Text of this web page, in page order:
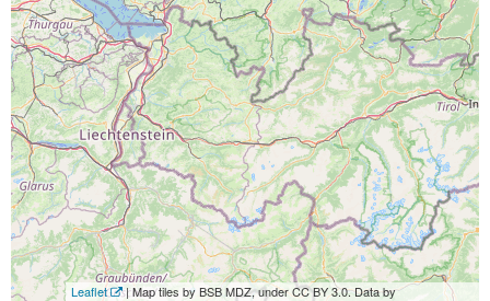
Leaflet
| Map tiles by BSB MDZ, under CC BY 3.0. Data by